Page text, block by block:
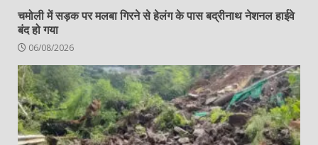
चमोली में सड़क पर मलबा गिरने से हेलंग के पास बद्रीनाथ नेशनल हाईवे
बंद हो गया
06/08/2026